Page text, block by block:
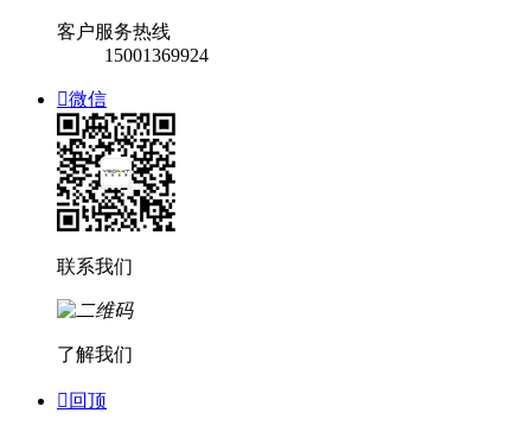
客户服务热线
15001369924
微信
联系我们
了解我们
 回顶